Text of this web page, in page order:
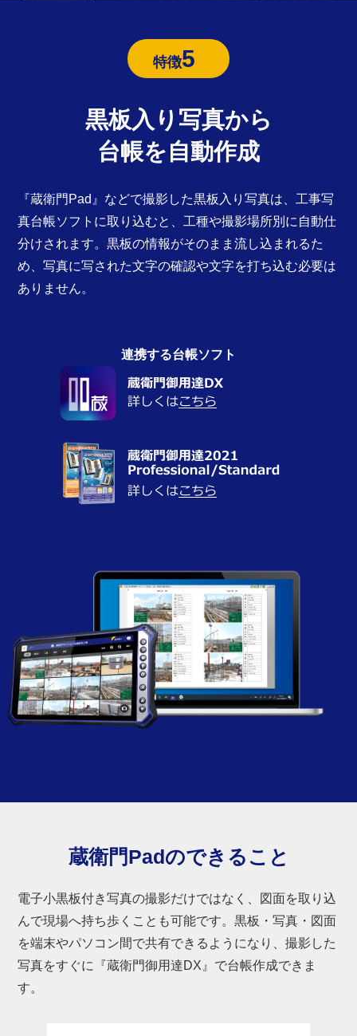
特徴5
黒板入り写真から
台帳を自動作成
『蔵衛門Pad』などで撮影した黒板入り写真は、工事写
真台帳ソフトに取り込むと、工種や撮影場所別に自動仕
分けされます。黒板の情報がそのまま流し込まれるた
め、写真に写された文字の確認や文字を打ち込む必要は
ありません。
連携する台帳ソフト
蔵衛門Padのできること
電子小黒板付き写真の撮影だけではなく、図面を取り込
んで現場へ持ち歩くことも可能です。黒板・写真・図面
を端末やパソコン間で共有できるようになり、撮影した
写真をすぐに『蔵衛門御用達DX』で台帳作成できま
す。